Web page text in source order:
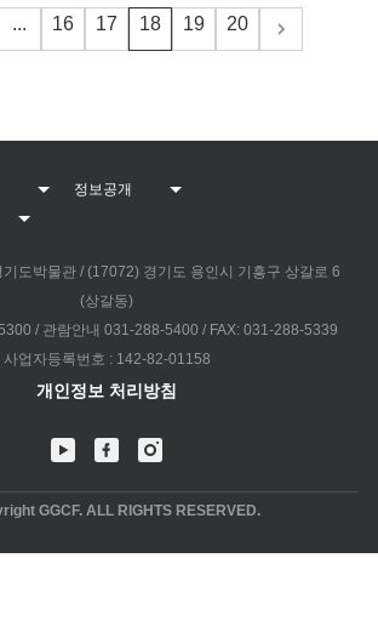
... 16 17 18 19 20
도박물관 / (17072) 경기도 용인시 기흥구 상갈로 6
(상갈동)
/ 관람안내 031-288-5400 / FAX: 031-288-5339
사업자등록번호 : 142-82-01158
개인정보 처리방침
GGCF. ALL RIGHTS RESERVED.